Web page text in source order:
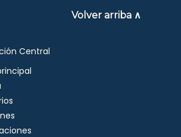
Volver arriba ∧
Central